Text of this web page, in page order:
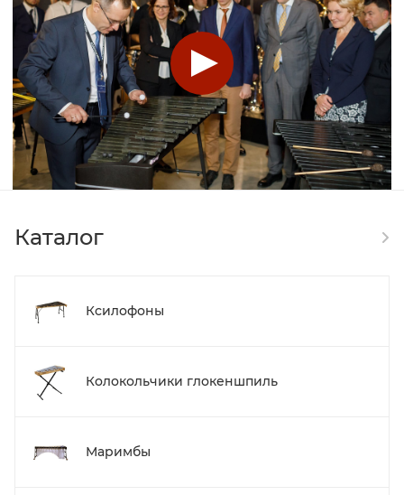
Каталог
Ксилофоны
Колокольчики глокеншпиль
Маримбы